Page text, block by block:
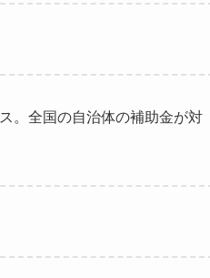
。全国の自治体の補助金が対